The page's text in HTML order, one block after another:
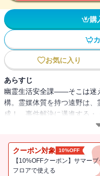
購
お気に入り
あらすじ
幽霊生活安全課――そこは迷
構。霊媒体質を持つ遠野は
成！ 事件解決に邁進する・
クーポン対象 10%OFF
【10%OFFクーポン】サマー
フロアで使える